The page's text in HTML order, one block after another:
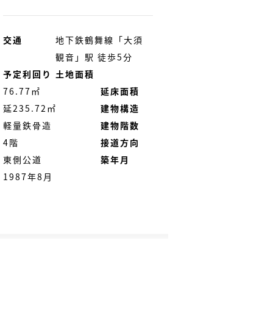
交通
地下鉄鶴舞線「大須
観音」駅 徒歩5分
予定利回り 土地面積
76.77㎡
延床面積
延235.72㎡
建物構造
軽量鉄骨造
建物階数
4階
接道方向
東側公道
築年月
1987年8月